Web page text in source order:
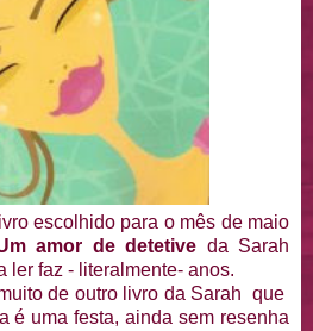
escolhido para o mês de maio
amor de detetive da Sarah
ler faz - literalmente- anos.
de outro livro da Sarah que
é uma festa, ainda sem resenha